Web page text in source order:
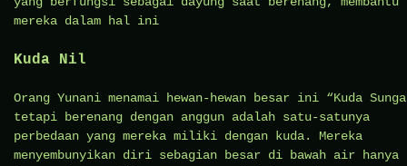
mereka dalam hal ini
Kuda Nil
Orang Yunani menamai hewan-hewan besar ini “Kuda
tetapi berenang dengan anggun adalah satu-satunya
perbedaan yang mereka miliki dengan kuda. Mereka
menyembunyikan diri sebagian besar di bawah air hanya